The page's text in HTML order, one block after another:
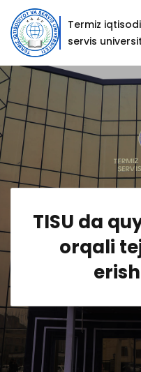
Termiz
servis
TISU da
orqali